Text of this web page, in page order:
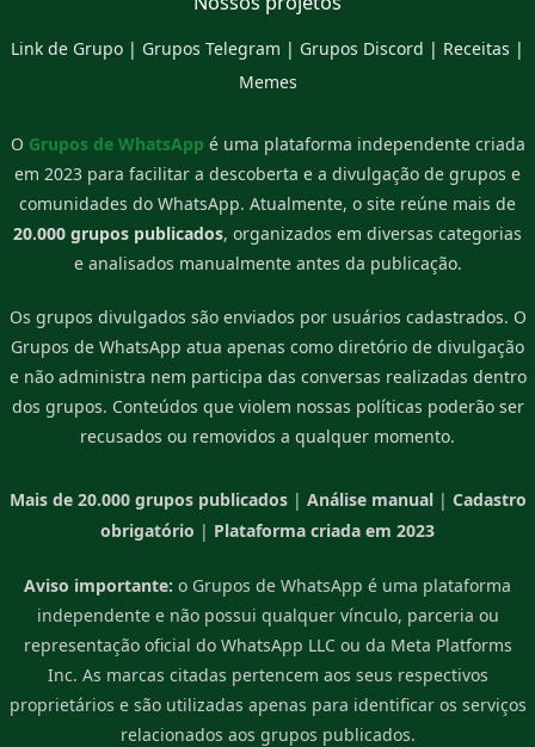
Link de Grupo | Grupos Telegram | Grupos Discord | Receitas |
Memes
O Grupos de WhatsApp é uma plataforma independente criada
em 2023 para facilitar a descoberta e a divulgação de grupos e
comunidades do WhatsApp. Atualmente, o site reúne mais de
20.000 grupos publicados, organizados em diversas categorias
e analisados manualmente antes da publicação.
Os grupos divulgados são enviados por usuários cadastrados. O
Grupos de WhatsApp atua apenas como diretório de divulgação
e não administra nem participa das conversas realizadas dentro
dos grupos. Conteúdos que violem nossas políticas poderão ser
recusados ou removidos a qualquer momento.
Mais de 20.000 grupos publicados| Análise manual| Cadastro
obrigatório | Plataforma criada em 2023
Aviso importante: o Grupos de WhatsApp é uma plataforma
independente e não possui qualquer vínculo, parceria ou
representação oficial do WhatsApp LLC ou da Meta Platforms
Inc. As marcas citadas pertencem aos seus respectivos
proprietários e são utilizadas apenas para identificar os serviços
relacionados aos grupos publicados.